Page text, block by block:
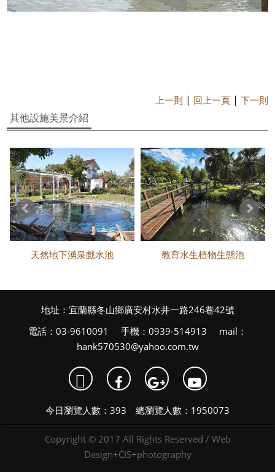
上一則 | 回上一頁| 下一則
其他設施美景介紹
天然地下湧泉戲水池 教育水生植物生態池
地址：宜蘭縣冬山鄉廣安村水井一路246巷42號
電話：03-9610091 手機：0939-514913 mail：
hank570530@yahoo.com.tw

今日瀏覽人數：393 總瀏覽人數：1950073
Copyright © 2017 All Rights Reserved / Web
Design+CIS+photography